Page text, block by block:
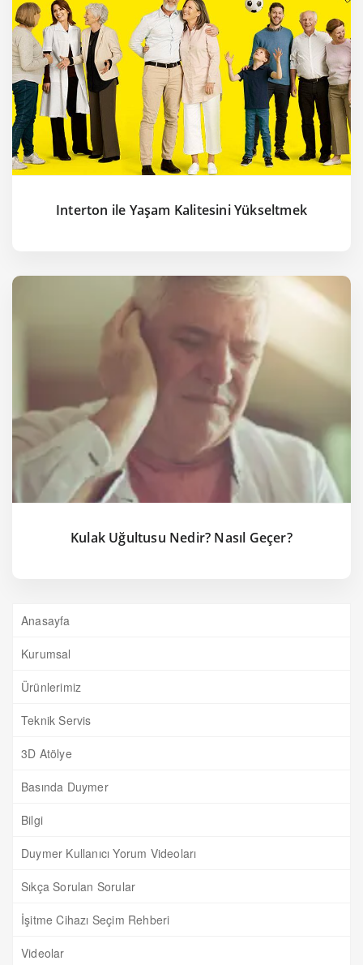
Interton ile Yaşam Kalitesini Yükseltmek
Kulak Uğultusu Nedir? Nasıl Geçer?
Anasayfa
Kurumsal
Ürünlerimiz
Teknik Servis
3D Atölye
Basında Duymer
Bilgi
Duymer Kullanıcı Yorum Videoları
Sıkça Sorulan Sorular
İşitme Cihazı Seçim Rehberi
Videolar